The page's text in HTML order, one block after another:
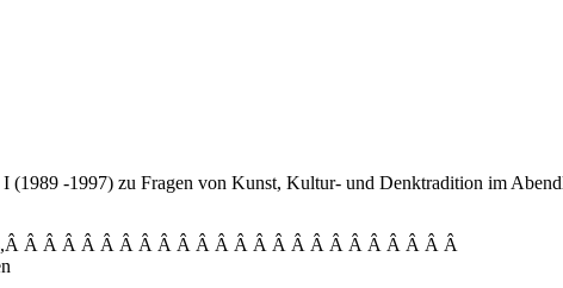
-1997) zu Fragen von Kunst, Kultur- und Denktradition im
Â Â Â Â Â Â Â Â Â Â Â Â Â Â Â Â Â Â Â Â Â Â Â